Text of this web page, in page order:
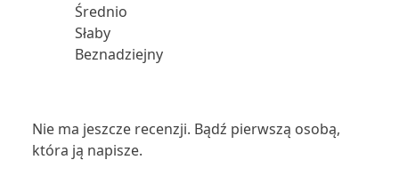
Średnio
Słaby
Beznadziejny
Nie ma jeszcze recenzji. Bądź pierwszą osobą,
która ją napisze.